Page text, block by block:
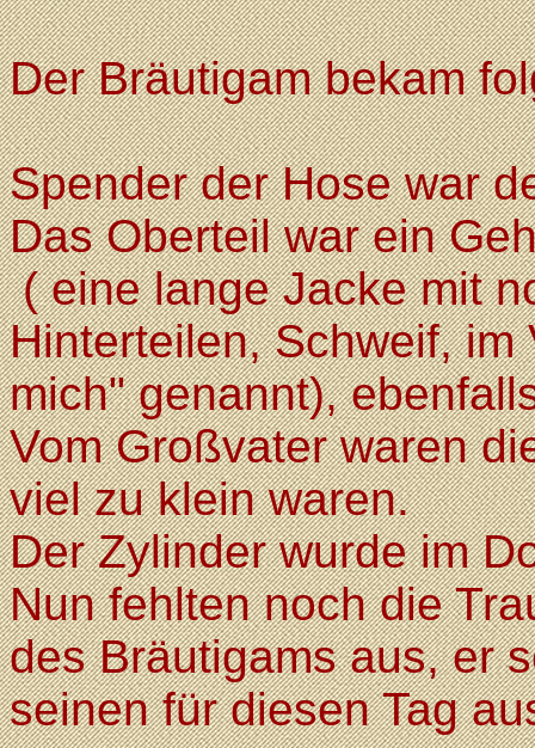
Der Bräutigam bekam
Spender der Hose war
Das Oberteil war ein
( eine lange Jacke mit
Hinterteilen, Schweif,
mich" genannt),
Vom Großvater waren
viel zu klein waren.
Der Zylinder wurde im
Nun fehlten noch die
des Bräutigams aus, er
seinen für diesen Tag